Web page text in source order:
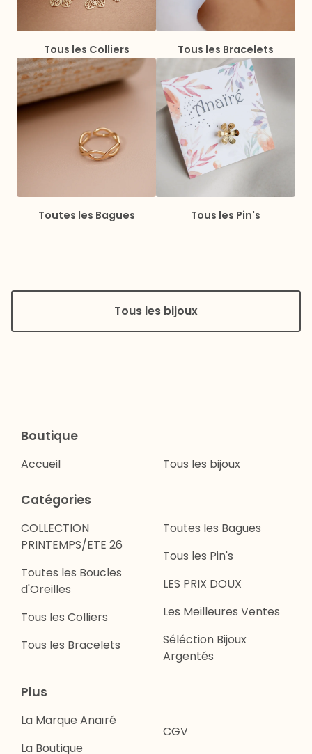
Tous les Colliers Tous les Bracelets
Toutes les Bagues Tous les Pin's
Tous les bijoux
Boutique
Accueil Tous les bijoux
Catégories
COLLECTION
PRINTEMPS/ETE 26
Toutes les Boucles
d'Oreilles
Tous les Colliers
Tous les Bracelets
Toutes les Bagues
Tous les Pin's
LES PRIX DOUX
Les Meilleures Ventes
Séléction Bijoux
Argentés
Plus
La Marque Anaïré
La Boutique
CGV